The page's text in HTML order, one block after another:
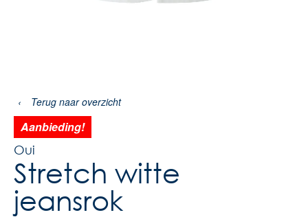
‹ Terug naar overzicht
Aanbieding!
Oui
Stretch witte
jeansrok